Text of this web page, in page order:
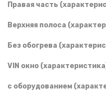
Правая часть
Верхняя полоса
Без обогрева
VIN окно
с оборудованием